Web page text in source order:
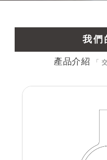
我們
交通運
光電配
建材
食品
產品介紹 「